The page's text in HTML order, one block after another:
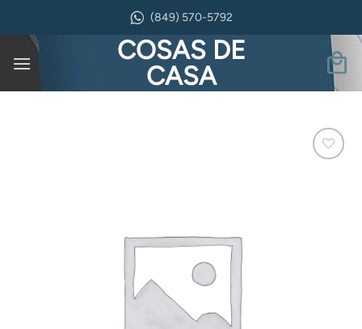
contenido
(849) 570-5792
COSAS DE
CASA